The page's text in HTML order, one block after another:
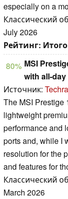
especially on a
Классический
July 2026
Рейтинг: Итого
80% MSI
with all-
Источник:
The MSI Prestige
lightweight
performance and
ports and, while I
resolution for the
and features for
Классический
March 2026